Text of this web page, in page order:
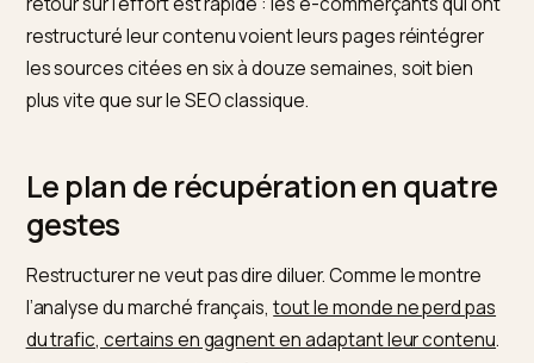
pour redevenir des sources que l’IA cite.
Être cité rapporte encore du
Voici la donnée qui change l’état d’esprit. Être absent
d’un AI Overview coûte du trafic, mais y être cité en
rapporte. Selon les mesures sectorielles,
citées dans un AI Overview gagnent en moyenne 120
de clics organiques supplémentaires par impression
rapport aux marques absentes de la synthèse.